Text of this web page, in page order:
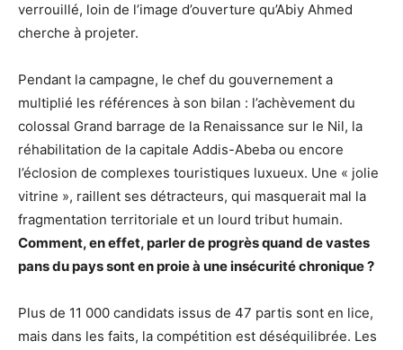
verrouillé, loin de l’image d’ouverture qu’Abiy Ahmed
cherche à projeter.
Pendant la campagne, le chef du gouvernement a
multiplié les références à son bilan : l’achèvement du
colossal Grand barrage de la Renaissance sur le Nil, la
réhabilitation de la capitale Addis-Abeba ou encore
l’éclosion de complexes touristiques luxueux. Une « jolie
vitrine », raillent ses détracteurs, qui masquerait mal la
fragmentation territoriale et un lourd tribut humain.
Comment, en effet, parler de progrès quand de vastes
pans du pays sont en proie à une insécurité chronique ?
Plus de 11 000 candidats issus de 47 partis sont en lice,
mais dans les faits, la compétition est déséquilibrée. Les